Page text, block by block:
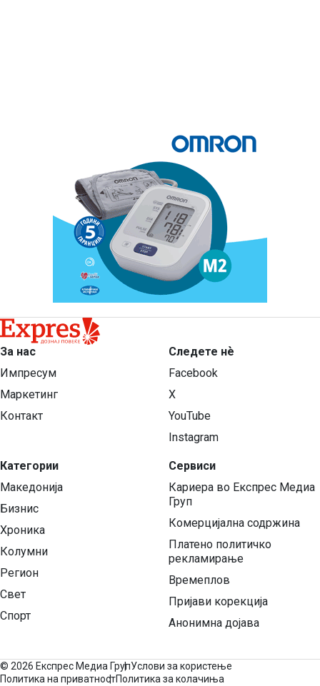
За нас
Импресум
Маркетинг
Контакт
Категории
Македонија
Бизнис
Хроника
Колумни
Регион
Свет
Спорт
Следете нѐ
Facebook
X
YouTube
Instagram
Сервиси
Кариера во Експрес Медиа
Груп
Комерцијална содржина
Платено политичко
рекламирање
Времеплов
Пријави корекција
Анонимна дојава
© 2026 Експрес Медиа ГрупУслови за користење
Политика на приватностПолитика за колачиња